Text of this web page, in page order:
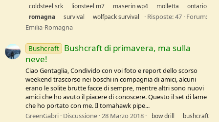
coldsteel srk
lionsteel m7 maserin wp4 molletta
ontario
romagna
survival wolfpack survival Risposte: 47 Forum:
Emilia-Romagna
Bushcraft Bushcraft di primavera, ma sulla
neve!
Ciao Gentaglia, Condivido con voi foto e report dello scorso
weekend trascorso nei boschi in compagnia di amici, alcuni
erano le solite brutte facce di sempre, mentre altri sono nuovi
amici che ho avuto il piacere di conoscere. Questo il set di lame
che ho portato con me. Il tomahawk pipe...
GreenGabri Discussione 28 Marzo 2018 bow drill
bushcraft